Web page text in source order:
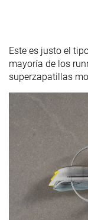
Este es justo el
mayoría de los
superzapatillas